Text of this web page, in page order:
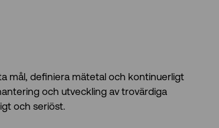
mål, definiera mätetal och kontinuerligt
och utveckling av trovärdiga
och seriöst.